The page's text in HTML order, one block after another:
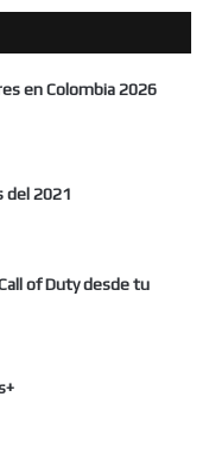
en Colombia 2026
del 2021
of Duty desde tu